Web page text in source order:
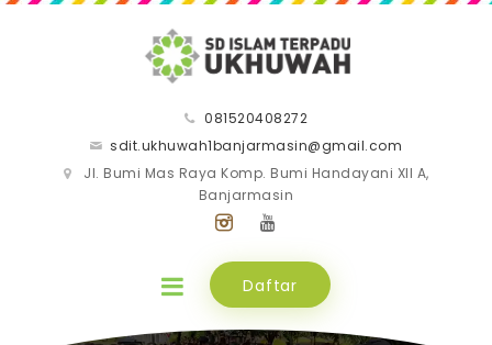
081520408272
sdit.ukhuwah1banjarmasin@gmail.com
Jl. Bumi Mas Raya Komp. Bumi Handayani XII A,
Banjarmasin
Daftar